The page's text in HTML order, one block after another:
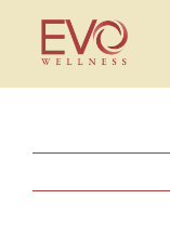
contenuto
Evo Wellness